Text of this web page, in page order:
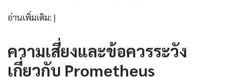
อ่านเพิ่มเติม: |
ความเสี่ยงและข้อควรระวัง
เกี่ยวกับ Prometheus